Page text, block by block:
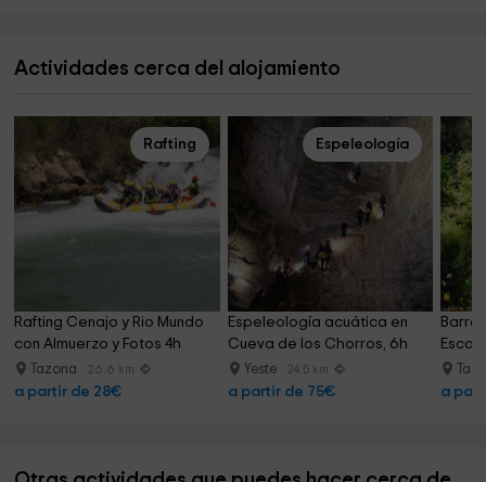
Actividades cerca del alojamiento
Rafting
Rafting Cenajo y Rio Mundo
con Almuerzo y Fotos 4h
Tazona 26.6 km
a partir de 28€
Espeleología
Espeleología acuática en
Cueva de los Chorros, 6h
Yeste 24.5 km
a partir de 75€ a